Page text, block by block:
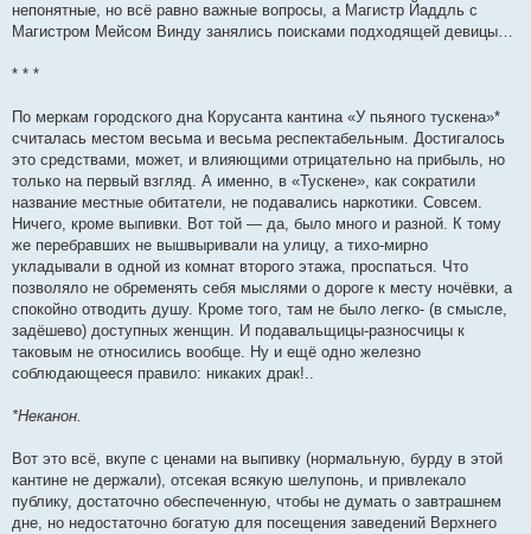
непонятные, но всё равно важные вопросы, а Магистр Йаддль с
Магистром Мейсом Винду занялись поисками подходящей девицы…
* * *
По меркам городского дна Корусанта кантина «У пьяного тускена»*
считалась местом весьма и весьма респектабельным. Достигалось
это средствами, может, и влияющими отрицательно на прибыль, но
только на первый взгляд. А именно, в «Тускене», как сократили
название местные обитатели, не подавались наркотики. Совсем.
Ничего, кроме выпивки. Вот той — да, было много и разной. К тому
же перебравших не вышвыривали на улицу, а тихо-мирно
укладывали в одной из комнат второго этажа, проспаться. Что
позволяло не обременять себя мыслями о дороге к месту ночёвки, а
спокойно отводить душу. Кроме того, там не было легко- (в смысле,
задёшево) доступных женщин. И подавальщицы-разносчицы к
таковым не относились вообще. Ну и ещё одно железно
соблюдающееся правило: никаких драк!..
*Неканон.
Вот это всё, вкупе с ценами на выпивку (нормальную, бурду в этой
кантине не держали), отсекая всякую шелупонь, и привлекало
публику, достаточно обеспеченную, чтобы не думать о завтрашнем
дне, но недостаточно богатую для посещения заведений Верхнего